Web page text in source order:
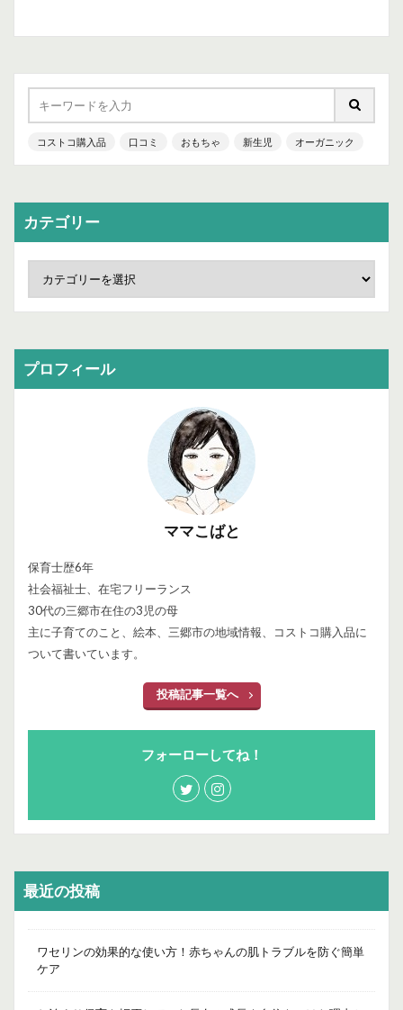
コストコ購入品 口コミ おもちゃ 新生児 オーガニック
カテゴリー
プロフィール
ママこばと
保育士歴6年
社会福祉士、在宅フリーランス
30代の三郷市在住の3児の母
主に子育てのこと、絵本、三郷市の地域情報、コストコ購入品に
ついて書いています。
投稿記事一覧へ
フォーローしてね！
最近の投稿
ワセリンの効果的な使い方！赤ちゃんの肌トラブルを防ぐ簡単
ケア